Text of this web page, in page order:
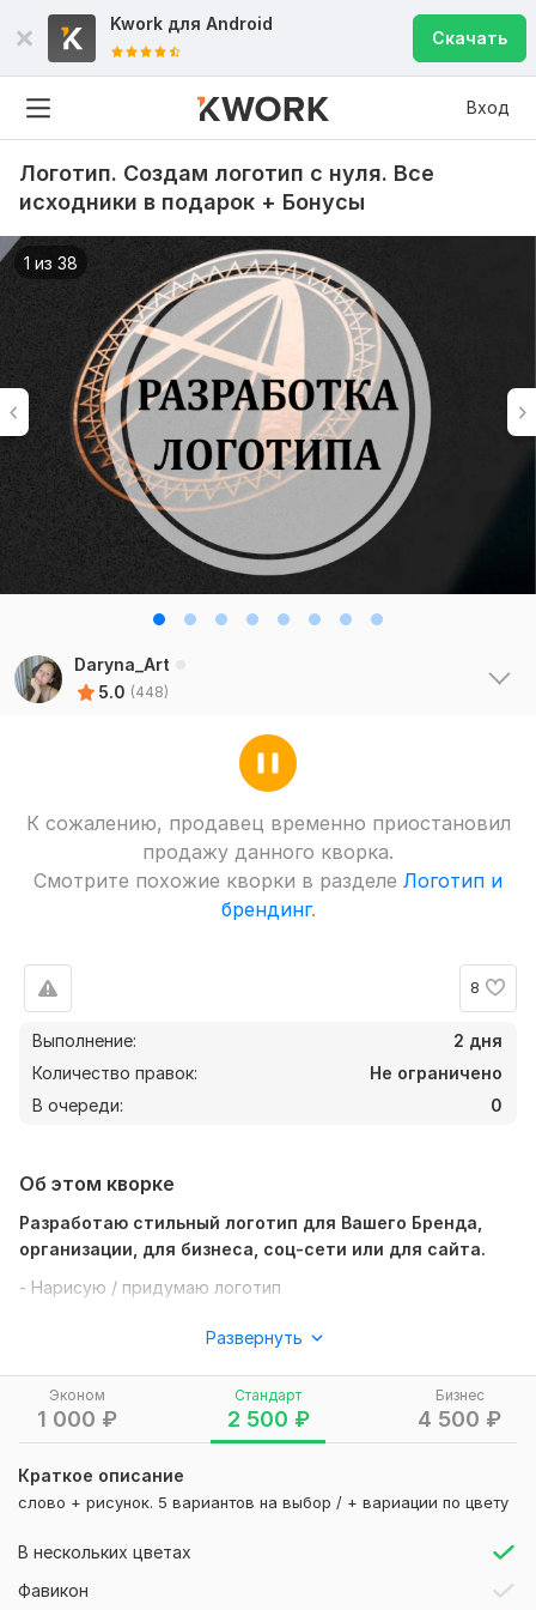
Kwork для Android
Скачать
Вход
Логотип. Создам логотип с нуля. Все
исходники в подарок + Бонусы
1 из 38
Daryna_Art
5.0 (448)
К сожалению, продавец временно приостановил
продажу данного кворка.
Смотрите похожие кворки в разделе Логотип и
брендинг.
8
Выполнение:
2 дня
Количество правок:
Не ограничено
В очереди:
0
Эконом
1 000 ₽
Стандарт
2 500 ₽
Бизнес
4 500 ₽
Краткое описание
слово + рисунок. 5 вариантов на выбор / + вариации по цвету
В нескольких цветах
Фавикон
Об этом кворке
Разработаю стильный логотип для Вашего Бренда,
организации, для бизнеса, соц-сети или для сайта.
- Нарисую / придумаю логотип
- Готовый макет предоставляю в рабочем формате (AI),
pdf. (возможно eps). Если нужен корел (cdr указывайте об
этом в самом начале!)
- по итогу предоставляется макет выбранного варианта (1
вариант)
- Качество гарантирую
- Предоставляю вам варианты логотипа и выбранный
Развернуть
Скорость
Коммуникация